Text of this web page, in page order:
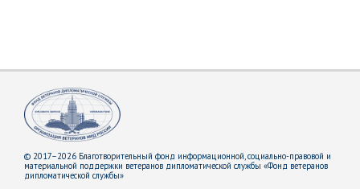
© 2017–2026 Благотворительный фонд информационной, социально-правовой и
материальной поддержки ветеранов дипломатической службы «Фонд ветеранов
дипломатической службы»